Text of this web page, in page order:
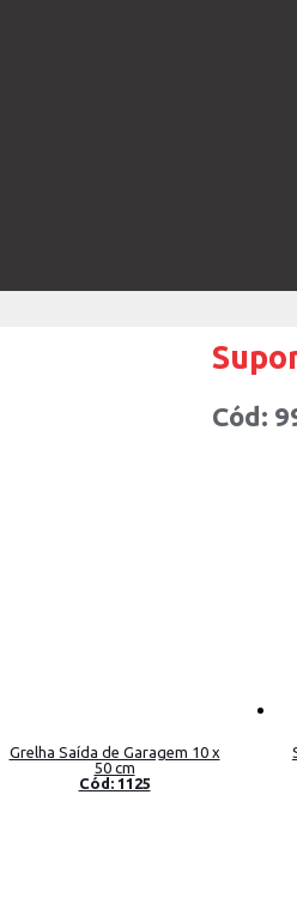
Cód:
Grelha Saída de Garagem 10 x
50 cm
Cód: 1125